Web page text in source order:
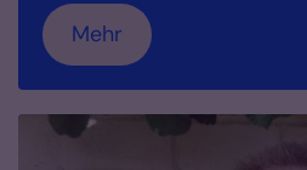
Mehr